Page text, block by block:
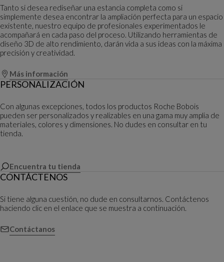
Tanto si desea rediseñar una estancia completa como si
simplemente desea encontrar la ampliación perfecta para un espacio
existente, nuestro equipo de profesionales experimentados le
acompañará en cada paso del proceso. Utilizando herramientas de
diseño 3D de alto rendimiento, darán vida a sus ideas con la máxima
precisión y creatividad.
Más información
PERSONALIZACIÓN
Con algunas excepciones, todos los productos Roche Bobois
pueden ser personalizados y realizables en una gama muy amplia de
materiales, colores y dimensiones. No dudes en consultar en tu
tienda.
Encuentra tu tienda
CONTÁCTENOS
Si tiene alguna cuestión, no dude en consultarnos. Contáctenos
haciendo clic en el enlace que se muestra a continuación.
Contáctanos